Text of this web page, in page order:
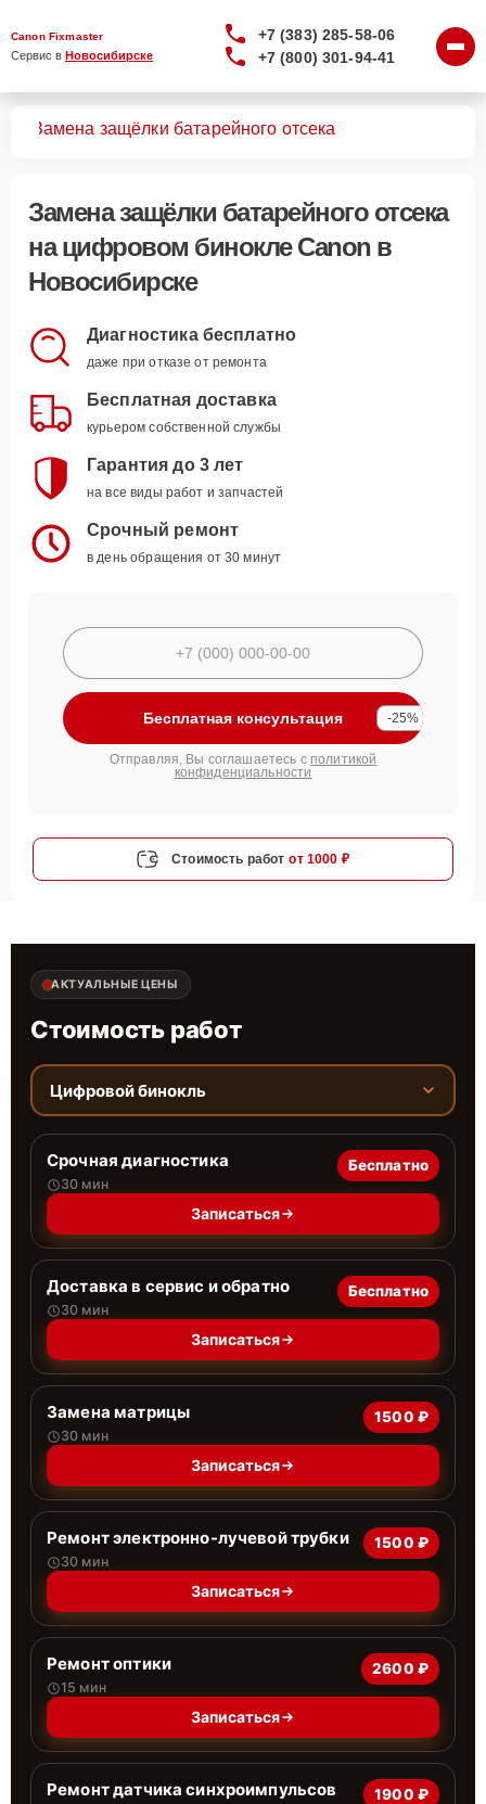
Canon Fixmaster
Сервис в Новосибирске
+7 (383) 285-58-06
+7 (800) 301-94-41
Замена защёлки батарейного отсека
Замена защёлки батарейного отсека
на цифровом бинокле Canon в
Новосибирске
Диагностика бесплатно
даже при отказе от ремонта
Бесплатная доставка
курьером собственной службы
Гарантия до 3 лет
на все виды работ и запчастей
Срочный ремонт
в день обращения от 30 минут
Бесплатная консультация -25%
Отправляя, Вы соглашаетесь с политикой
конфиденциальности
Стоимость работ от 1000 ₽
АКТУАЛЬНЫЕ ЦЕНЫ
Стоимость работ
Цифровой бинокль
Срочная диагностика
30 мин
Бесплатно
Записаться
Доставка в сервис и обратно
30 мин
Бесплатно
Записаться
Замена матрицы
30 мин
1500 ₽
Записаться
Ремонт электронно-лучевой трубки
30 мин
1500 ₽
Записаться
Ремонт оптики
15 мин
2600 ₽
Записаться
Ремонт датчика синхроимпульсов 1900 ₽